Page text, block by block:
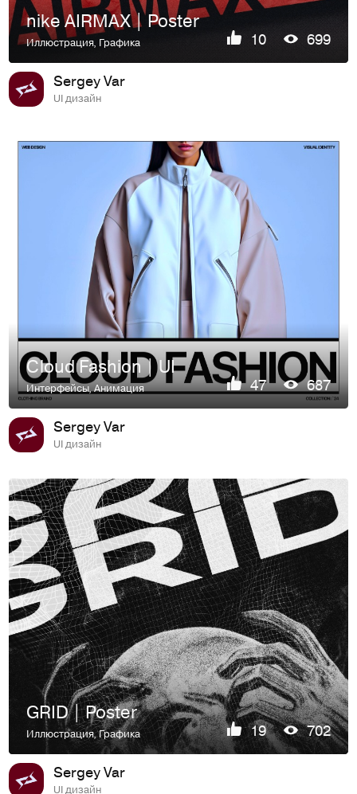
nike AIRMAX | Poster
Иллюстрация, Графика 10 699
Sergey Var
UI дизайн
Cloud Fashion | UI
Интерфейсы,Анимация 47 687
Sergey Var
UI дизайн
GRID | Poster
Иллюстрация,Графика 19 702
Sergey Var
UI дизайн